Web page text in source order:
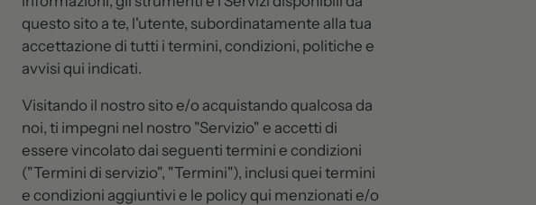
questo sito a te, l'utente, subordinatamente alla tua
accettazione di tutti i termini, condizioni, politiche e
avvisi qui indicati.
Visitando il nostro sito e/o acquistando qualcosa da
noi, ti impegni nel nostro "Servizio" e accetti di
essere vincolato dai seguenti termini e condizioni
("Termini di servizio", "Termini"), inclusi quei termini
e condizioni aggiuntivi e le policy qui menzionati e/o